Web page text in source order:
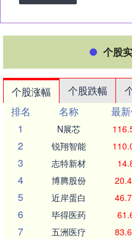
个股
个股涨幅 个股跌幅
排名
名称 最
1
N展芯
2 锐翔智能
3 志特新材
4 博腾股份
5 近岸蛋白
6 毕得医药
7 五洲医疗